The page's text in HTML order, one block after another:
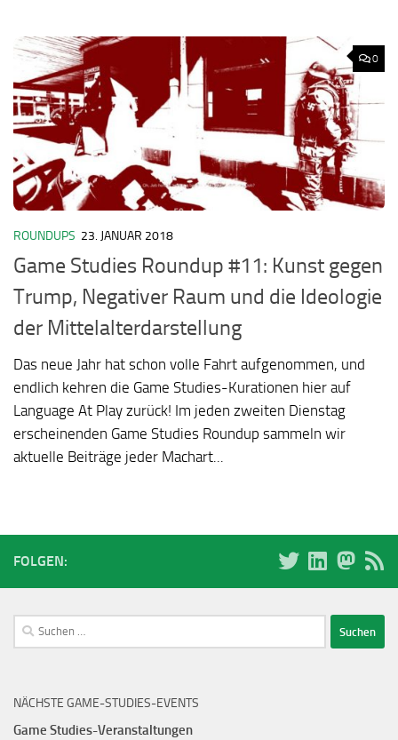
0
ROUNDUPS 23. JANUAR 2018
Game Studies Roundup #11: Kunst gegen
Trump, Negativer Raum und die Ideologie
der Mittelalterdarstellung
Das neue Jahr hat schon volle Fahrt aufgenommen, und
endlich kehren die Game Studies-Kurationen hier auf
Language At Play zurück! Im jeden zweiten Dienstag
erscheinenden Game Studies Roundup sammeln wir
aktuelle Beiträge jeder Machart...
FOLGEN:
Suchen
nach:
NÄCHSTE GAME-STUDIES-EVENTS
Game Studies-Veranstaltungen